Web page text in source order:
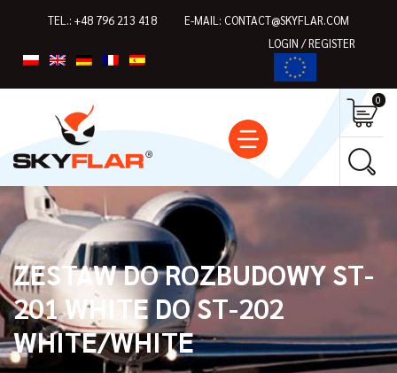
TEL.: +48 796 213 418 E-MAIL: CONTACT@SKYFLAR.COM
LOGIN / REGISTER
0
ZESTAW DO ROZBUDOWY ST-
201 WHITE DO ST-202
WHITE/WHITE